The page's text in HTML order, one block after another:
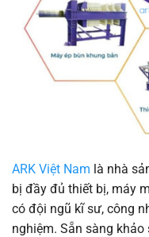
ARK Việt Nam là nhà
bị đầy đủ thiết bị, máy
có đội ngũ kĩ sư, công
nghiệm. Sẵn sàng